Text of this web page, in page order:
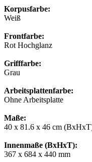
Korpusfarbe:
Weiß
Frontfarbe:
Rot Hochglanz
Grifffarbe:
Grau
Arbeitsplattenfarbe:
Ohne Arbeitsplatte
Maße:
40 x 81.6 x 46 cm
Innenmaße (BxHxT):
367 x 684 x 440 mm